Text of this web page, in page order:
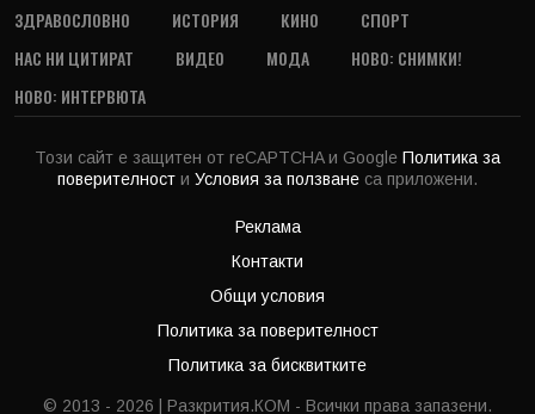
ЗДРАВОСЛОВНО
ИСТОРИЯ КИНО
СПОРТ
НАС НИ ЦИТИРАТ
ВИДЕО МОДА
НОВО: СНИМКИ!
НОВО: ИНТЕРВЮТА
Този сайт е защитен от reCAPTCHA и Google Политика за
поверителност и Условия за ползване са приложени.
Реклама
Контакти
Общи условия
Политика за поверителност
Политика за бисквитките
© 2013 - 2026 | Разкрития.КОМ - Всички права запазени.